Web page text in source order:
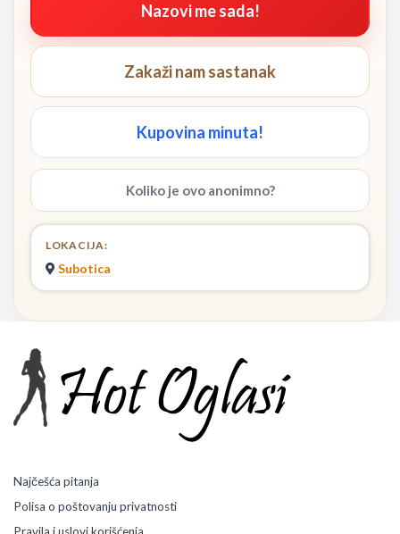
Nazovi me sada!
Zakaži nam sastanak
Kupovina minuta!
Koliko je ovo anonimno?
LOKACIJA:
Subotica
Najčešća pitanja
Polisa o poštovanju privatnosti